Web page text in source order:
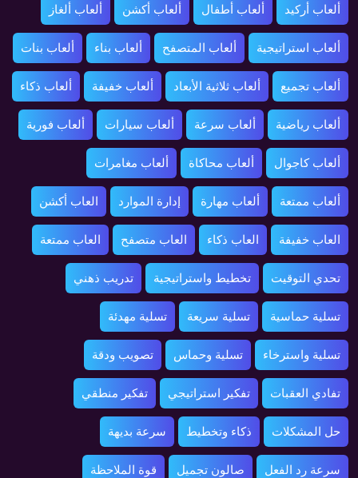
ألعاب أركيد ألعاب أطفال ألعاب أكشن ألعاب ألغاز
ألعاب استراتيجية ألعاب المتصفح ألعاب بناء ألعاب بنات
ألعاب تجميع ألعاب ثلاثية الأبعاد ألعاب خفيفة ألعاب ذكاء
ألعاب رياضية ألعاب سرعة ألعاب سيارات ألعاب فورية
ألعاب كاجوال ألعاب محاكاة ألعاب مغامرات
ألعاب ممتعة ألعاب مهارة إدارة الموارد العاب أكشن
العاب خفيفة العاب ذكاء العاب متصفح العاب ممتعة
تحدي التوقيت تخطيط واستراتيجية تدريب ذهني
تسلية حماسية تسلية سريعة تسلية مهدئة
تسلية واسترخاء تسلية وحماس تصويب ودقة
تفادي العقبات تفكير استراتيجي تفكير منطقي
حل المشكلات ذكاء وتخطيط سرعة بديهة
سرعة رد الفعل صالون تجميل قوة الملاحظة